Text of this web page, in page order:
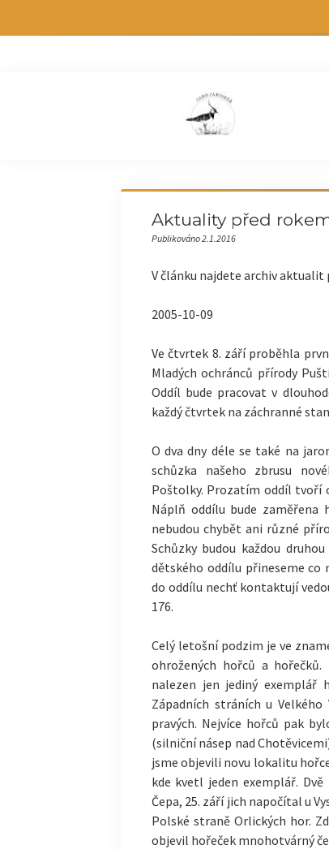
Aktuality před
Publikováno 2.1.2016
V článku najdete archiv aktualit
2005-10-09
Ve čtvrtek 8. září proběhla
Mladých ochránců přírody
Oddíl bude pracovat v
každý čtvrtek na záchranné
O dva dny déle se také na
schůzka našeho zbrusu
Poštolky. Prozatím oddíl tvoří
Náplň oddílu bude zaměřena
nebudou chybět ani různé
Schůzky budou každou
dětského oddílu přineseme co
do oddílu nechť kontaktují
176.
Celý letošní podzim je ve
ohrožených hořců a
nalezen jen jediný exemplář
Západních stráních u
pravých. Nejvíce hořců pak
(silniční násep nad
jsme objevili novu lokalitu
kde kvetl jeden exemplář.
Čepa, 25. září jich napočítal u
Polské straně Orlických hor.
objevil hořeček mnohotvárný